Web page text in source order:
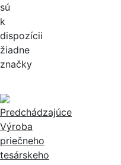
sú
k
dispozícii
žiadne
značky
Predchádzajúce
Výroba
priečneho
tesárskeho